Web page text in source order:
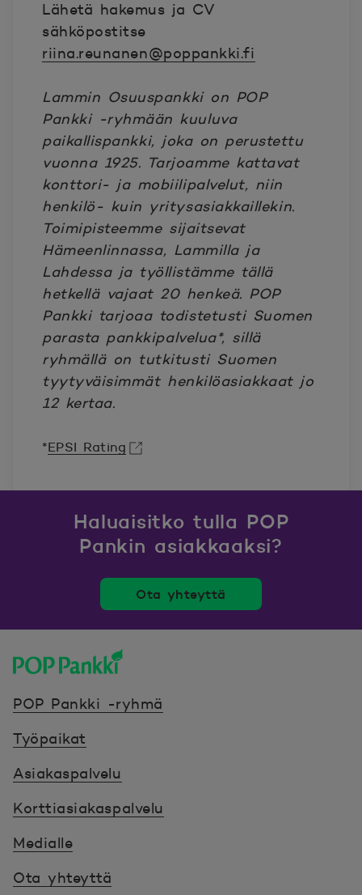
Lähetä hakemus ja CV
sähköpostitse
riina.reunanen@poppankki.fi
Lammin Osuuspankki on POP
Pankki -ryhmään kuuluva
paikallispankki, joka on perustettu
vuonna 1925. Tarjoamme kattavat
konttori- ja mobiilipalvelut, niin
henkilö- kuin yritysasiakkaillekin.
Toimipisteemme sijaitsevat
Hämeenlinnassa, Lammilla ja
Lahdessa ja työllistämme tällä
hetkellä vajaat 20 henkeä. POP
Pankki tarjoaa todistetusti Suomen
parasta pankkipalvelua*, sillä
ryhmällä on tutkitusti Suomen
tyytyväisimmät henkilöasiakkaat jo
12 kertaa.
*EPSI Rating
Haluaisitko tulla POP
Pankin asiakkaaksi?
Ota yhteyttä
POP Pankki -ryhmä
Työpaikat
Asiakaspalvelu
Korttiasiakaspalvelu
Medialle
Ota yhteyttä